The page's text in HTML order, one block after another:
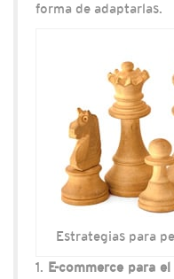
forma de adaptarlas.
Estrategias para
1. E-commerce para